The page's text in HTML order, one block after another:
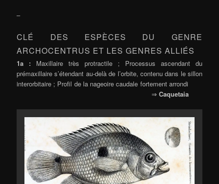
–
CLÉ DES ESPÈCES DU GENRE
ARCHOCENTRUS ET LES GENRES ALLIÉS
1a : Maxillaire très protractile ; Processus ascendant du
prémaxillaire s’étendant au-delà de l’orbite, contenu dans le sillon
interorbitaire ; Profil de la nageoire caudale fortement arrondi
⇒ Caquetaia